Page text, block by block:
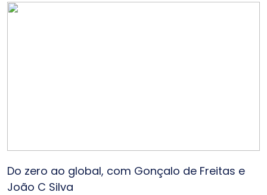
Do zero ao global, com Gonçalo de Freitas e
João C Silva